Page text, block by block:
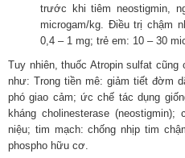
trước khi tiêm neostigmin,
microgam/kg. Điều trị chậm
0,4 – 1 mg; trẻ em: 10 – 30
Tuy nhiên, thuốc Atropin sulfat
như: Trong tiền mê: giảm tiết đờm
phó giao cảm; ức chế tác dụng
kháng cholinesterase
niệu; tim mạch: chống nhịp tim
phospho hữu cơ.